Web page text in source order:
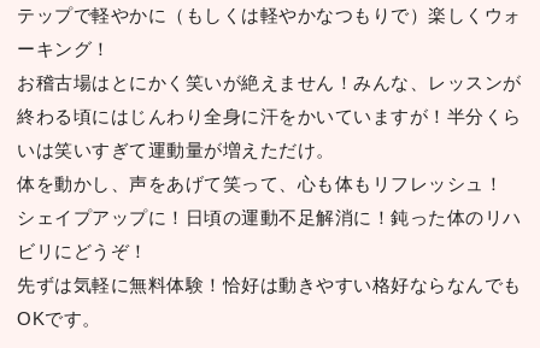
テップで軽やかに（もしくは軽やかなつもりで）楽しくウォ
ーキング！
お稽古場はとにかく笑いが絶えません！みんな、レッスンが
終わる頃にはじんわり全⾝に汗をかいていますが！半分くら
いは笑いすぎて運動量が増えただけ。
体を動かし、声をあげて笑って、⼼も体もリフレッシュ！
シェイプアップに！⽇頃の運動不⾜解消に！鈍った体のリハ
ビリにどうぞ！
先ずは気軽に無料体験！恰好は動きやすい格好ならなんでも
OKです。